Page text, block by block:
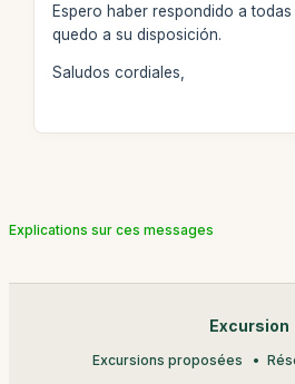
Espero haber respondido a
quedo a su disposición.
Saludos cordiales,
Explications sur ces messages
Excursion
Excursions proposées